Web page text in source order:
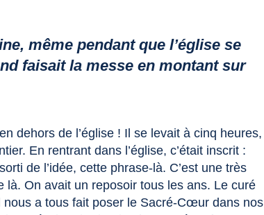
même pendant que l’église se
faisait la messe en montant sur
dehors de l’église ! Il se levait à cinq heures,
En rentrant dans l’église, c’était inscrit :
de l’idée, cette phrase-là. C’est une très
là. On avait un reposoir tous les ans. Le curé
a tous fait poser le Sacré-Cœur dans nos